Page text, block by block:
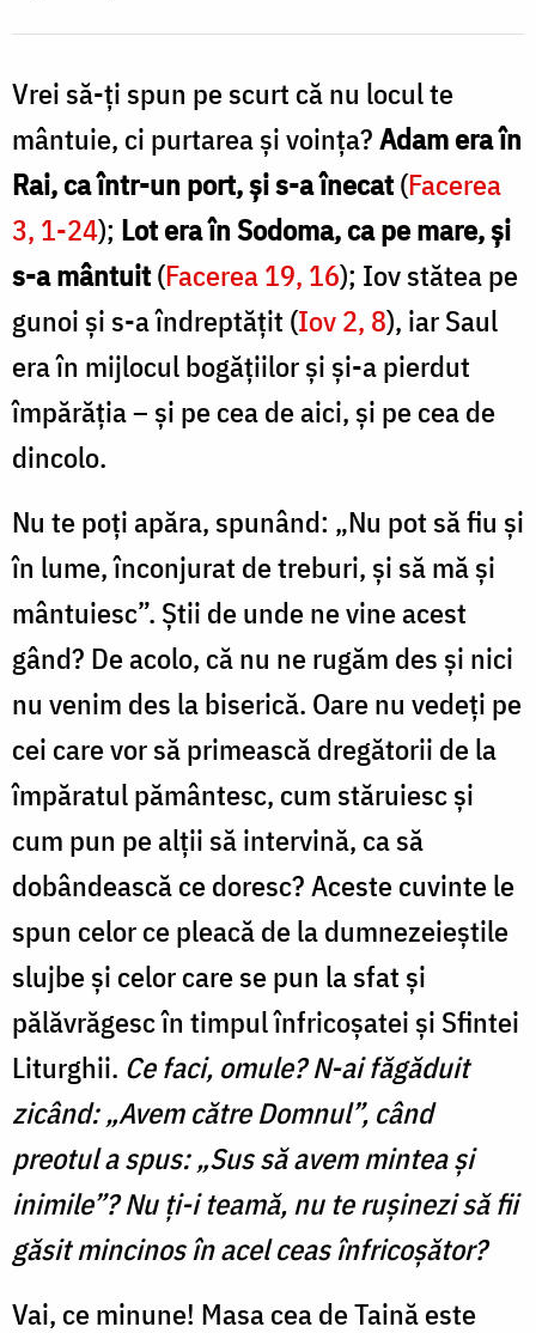
Vrei să-ți spun pe scurt că nu locul te
mântuie, ci purtarea și voința?Adam era în
Rai, ca într-un port, și s-a înecat(Facerea
3, 1-24); Lot era în Sodoma, ca pe mare, și
s-a mântuit(Facerea 19, 16); Iov stătea pe
gunoi și s-a îndreptățit (Iov 2, 8), iar Saul
era în mijlocul bogățiilor și și-a pierdut
împărăția – și pe cea de aici, și pe cea de
dincolo.
Nu te poți apăra, spunând: „Nu pot să fiu și
în lume, înconjurat de treburi, și să mă și
mântuiesc”. Știi de unde ne vine acest
gând? De acolo, că nu ne rugăm des și nici
nu venim des la biserică. Oare nu vedeți pe
cei care vor să primească dregătorii de la
împăratul pământesc, cum stăruiesc și
cum pun pe alții să intervină, ca să
dobândească ce doresc? Aceste cuvinte le
spun celor ce pleacă de la dumnezeieștile
slujbe și celor care se pun la sfat și
pălăvrăgesc în timpul înfricoșatei și Sfintei
Liturghii. Ce faci, omule? N-ai făgăduit
zicând: „Avem către Domnul”, când
preotul a spus: „Sus să avem mintea și
inimile”? Nu ți-i teamă, nu te rușinezi să fii
găsit mincinos în acel ceas înfricoșător?
Vai, ce minune! Masa cea de Taină este